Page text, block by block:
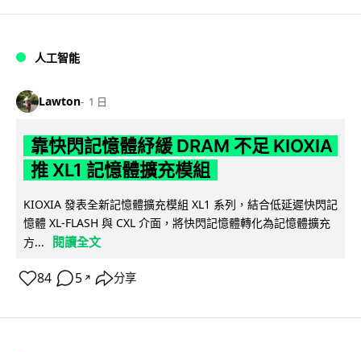
人工智能
Lawton 1 日
靠快閃記憶體紓緩 DRAM 不足 KIOXIA
推 XL1 記憶體擴充模組
KIOXIA 發表全新記憶體擴充模組 XL1 系列，結合低延遲快閃記
憶體 XL-FLASH 與 CXL 介面，將快閃記憶體轉化為記憶體擴充
方...
閱讀全文
84 5 ↗ 分享